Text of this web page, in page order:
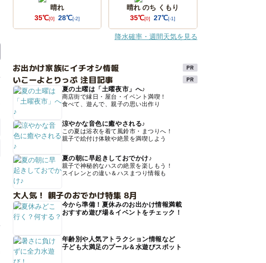
晴れ
35℃[0] 28℃[-2]
晴れ のち くもり
35℃[0] 27℃[-1]
降水確率・週間天気を見る
お出かけ家族にイチオシ情報
いこーよとりっぷ 注目記事
夏の土曜は「土曜夜市」へ♪
商店街で縁日・屋台・イベント満喫！
食べて、遊んで、親子の思い出作り
涼やかな音色に癒やされる♪
この夏は浴衣を着て風鈴市・まつりへ！
親子で絵付け体験や絶景を満喫しよう
夏の朝に早起きしておでかけ♪
親子で神秘的なハスの絶景を楽しもう！
スイレンとの違い＆ハスまつり情報も
大人気！ 親子のおでかけ特集 8月
今から準備！夏休みのお出かけ情報満載
おすすめ遊び場＆イベントをチェック！
年齢別や人気アトラクション情報など
子ども大満足のプール＆水遊びスポット